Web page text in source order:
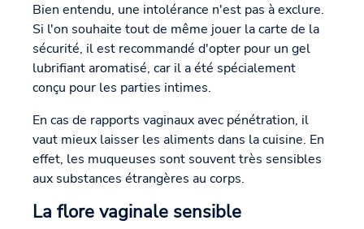
Bien entendu, une intolérance n'est pas à exclure.
Si l'on souhaite tout de même jouer la carte de la
sécurité, il est recommandé d'opter pour un gel
lubrifiant aromatisé, car il a été spécialement
conçu pour les parties intimes.
En cas de rapports vaginaux avec pénétration, il
vaut mieux laisser les aliments dans la cuisine. En
effet, les muqueuses sont souvent très sensibles
aux substances étrangères au corps.
La flore vaginale sensible